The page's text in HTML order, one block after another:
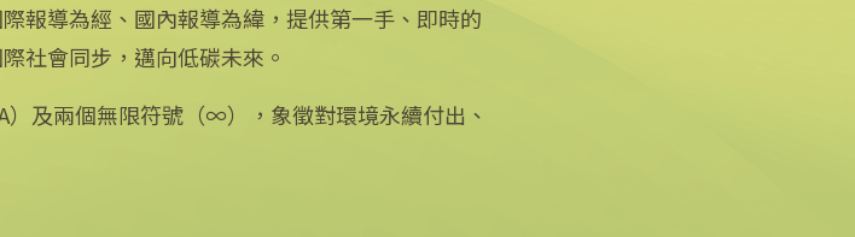
Focus Taiwan
フォーカス台湾
iOS app 下載
Android app 下載
報導為經、國內報導為緯，提供第一手、即時的
社會同步，邁向低碳未來。
及兩個無限符號（∞），象徵對環境永續付出、